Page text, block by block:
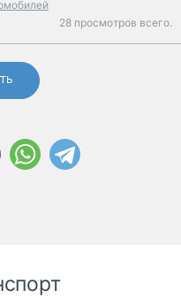
28 просмотров всего.